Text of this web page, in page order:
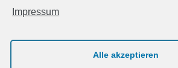
Impressum
Alle akzeptieren